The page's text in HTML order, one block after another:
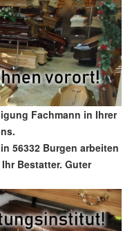
Fachmann in Ihrer
56332 Burgen arbeiten
Bestatter. Guter